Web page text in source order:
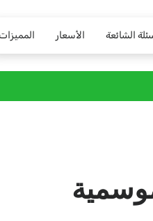
المميزات الأسعار الشائعة